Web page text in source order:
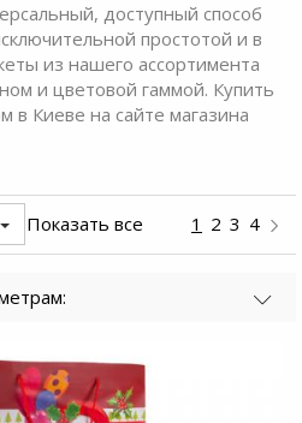
доступный способ
простотой и в
из нашего ассортимента
и цветовой гаммой. Купить
в Киеве на сайте магазина
Показать все 1 2 3 4